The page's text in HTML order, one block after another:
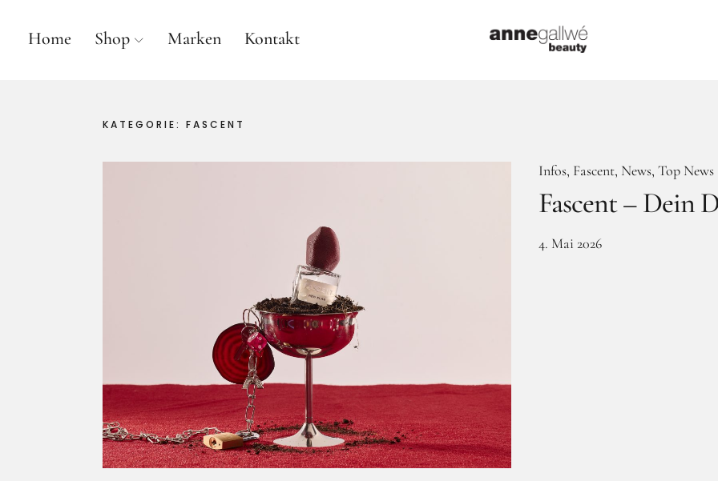
Home Shop Marken Kontakt
anne gallwé beauty
KATEGORIE: FASCENT
Infos Fascent News Top News
Fascent – Dein
4. Mai 2026